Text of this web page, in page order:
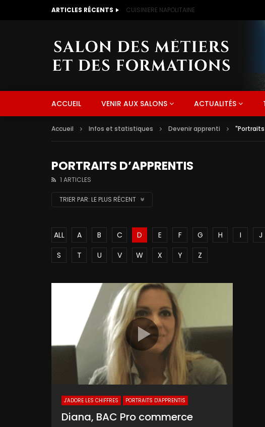
ARTICLES RÉCENTS CUISINIERE NAPOLITAINE
ACCUEIL VENIR AUX SALONS ACTUALITÉS
Accueil Infos et statistiques Devenir apprenti
PORTRAITS D’APPRENTIS
1 ARTICLES
TRIER PAR: LE PLUS RÉCENT
ALL A B C D E F G H I J
S
T U V W X Y Z
J'ADORE LES CHIFFRES PORTRAITS D'APPRENTIS
Diana, BAC Pro commerce